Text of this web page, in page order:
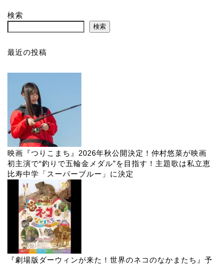
検索
検索
最近の投稿
映画『つりこまち』2026年秋公開決定！仲村悠菜が映画
初主演で“釣りで五輪金メダル”を目指す！主題歌は私立恵
比寿中学「スーパーブルー」に決定
『劇場版ダーウィンが来た！世界のネコのなかまたち』予